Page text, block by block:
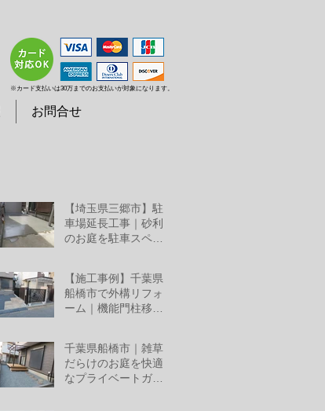
※カード支払いは30万までのお支払いが対象になります。
お問合せ
【埼玉県三郷市】駐
車場延長工事｜砂利
のお庭を駐車スペー
【施工事例】千葉県
船橋市で外構リフォ
ーム｜機能門柱移
ミ レジリアフェンス
設置工事
千葉県船橋市｜雑草
だらけのお庭を快適
なプライベートガー